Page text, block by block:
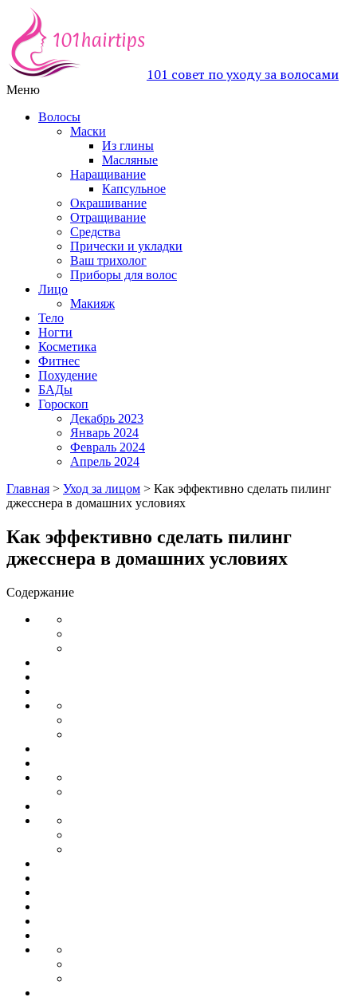
101 совет по уходу за волосами
Меню
Волосы
Маски
Из глины
Масляные
Наращивание
Капсульное
Окрашивание
Отращивание
Средства
Прически и укладки
Ваш трихолог
Приборы для волос
Лицо
Макияж
Тело
Ногти
Косметика
Фитнес
Похудение
БАДы
Гороскоп
Декабрь 2023
Январь 2024
Февраль 2024
Апрель 2024
Главная > Уход за лицом > Как эффективно сделать пилинг
джесснера в домашних условиях
Как эффективно сделать пилинг
джесснера в домашних условиях
Содержание